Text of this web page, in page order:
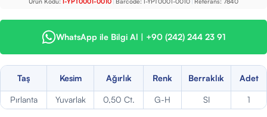
WhatsApp ile Bilgi Al | +90 (242) 244 23 91
Taş Kesim Ağırlık Renk Berraklık Adet
Pırlanta Yuvarlak 0,50 Ct. G-H SI 1